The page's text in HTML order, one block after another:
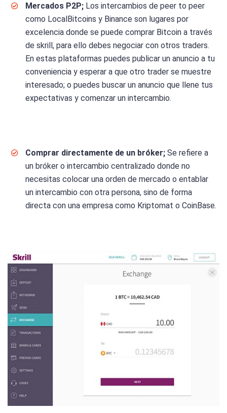
Mercados P2P; Los intercambios de peer to peer
como LocalBitcoins y Binance son lugares por
excelencia donde se puede comprar Bitcoin a través
de skrill, para ello debes negociar con otros traders.
En estas plataformas puedes publicar un anuncio a tu
conveniencia y esperar a que otro trader se muestre
interesado; o puedes buscar un anuncio que llene tus
expectativas y comenzar un intercambio.
Comprar directamente de un bróker; Se refiere a
un bróker o intercambio centralizado donde no
necesitas colocar una orden de mercado o entablar
un intercambio con otra persona, sino de forma
directa con una empresa como Kriptomat o CoinBase.